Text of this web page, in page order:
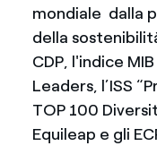
mondiale dalla
della
CDP, l'indice
Leaders, l’ISS
TOP 100
Equileap e gli